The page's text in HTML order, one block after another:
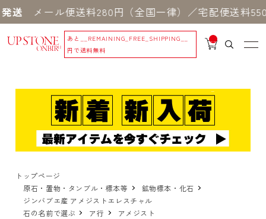
ール便送料280円（全国一律）／宅配便送料550円
あと
__REMAINING_FREE_SHIPPING__
円で送料無料
__
IT
_
トップページ
原石・置物・タンブル・標本等
鉱物標本・化石
ジンバブエ産 アメジストエレスチャル
石の名前で選ぶ
ア行
アメジスト